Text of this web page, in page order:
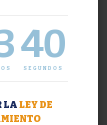
41
SEGUNDOS
LA LEY DE